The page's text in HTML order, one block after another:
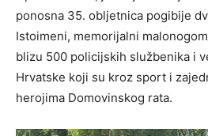
ponosna 35. obljetnica pogibije
Istoimeni, memorijalni
blizu 500 policijskih službenika i
Hrvatske koji su kroz sport i
herojima Domovinskog rata.